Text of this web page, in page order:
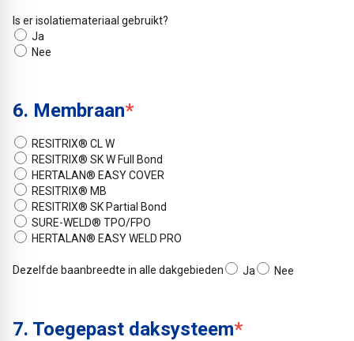
Is er isolatiemateriaal gebruikt?
Ja
Nee
6. Membraan*
RESITRIX® CL W
RESITRIX® SK W Full Bond
HERTALAN® EASY COVER
RESITRIX® MB
RESITRIX® SK Partial Bond
SURE-WELD® TPO/FPO
HERTALAN® EASY WELD PRO
Dezelfde baanbreedte in alle dakgebieden Ja Nee
7. Toegepast daksysteem*